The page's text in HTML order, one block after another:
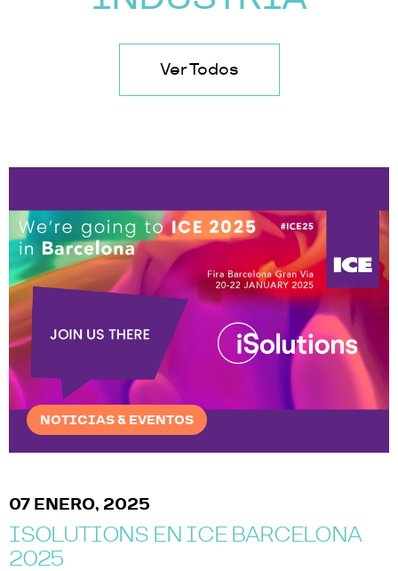
Ver Todos
NOTICIAS & EVENTOS
12 DICIEMBRE, 2024
¡ESTAMOS EN VIVO CON